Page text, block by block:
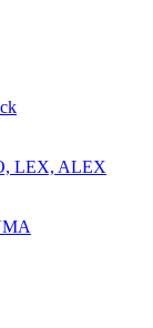
LEX, ALEX